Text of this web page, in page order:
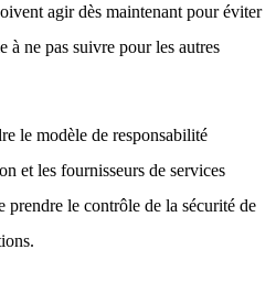
agir dès maintenant pour éviter
à ne pas suivre pour les autres
le modèle de responsabilité
et les fournisseurs de services
prendre le contrôle de la sécurité de